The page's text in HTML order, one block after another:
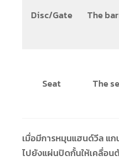
Disc/Gate The
Seat The
เมื่อมีการหมุนแฮนด์วีล แ
ไปยังแผ่นปิดกั้นให้เคลื่อนตั